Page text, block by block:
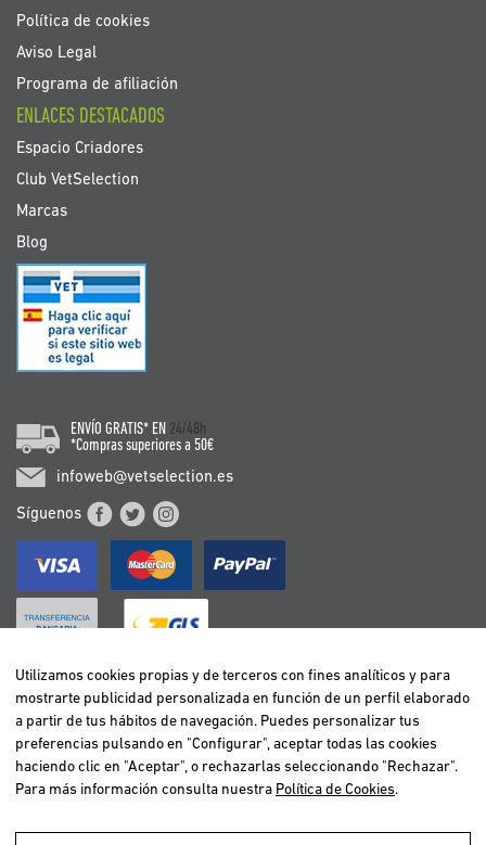
Política de cookies
Aviso Legal
Programa de afiliación
ENLACES DESTACADOS
Espacio Criadores
Club VetSelection
Marcas
Blog
ENVÍO GRATIS* EN 24/48h
*Compras superiores a 50€
infoweb@vetselection.es
Síguenos
BELGIË / BELGIQUE
DEUTSCHLAND
ESPAÑA
FRANCE
ITALIA
Utilizamos cookies propias y de terceros con fines analíticos y para
mostrarte publicidad personalizada en función de un perfil elaborado
a partir de tus hábitos de navegación. Puedes personalizar tus
preferencias pulsando en "Configurar", aceptar todas las cookies
haciendo clic en "Aceptar", o rechazarlas seleccionando "Rechazar".
Para más información consulta nuestra Política de Cookies.